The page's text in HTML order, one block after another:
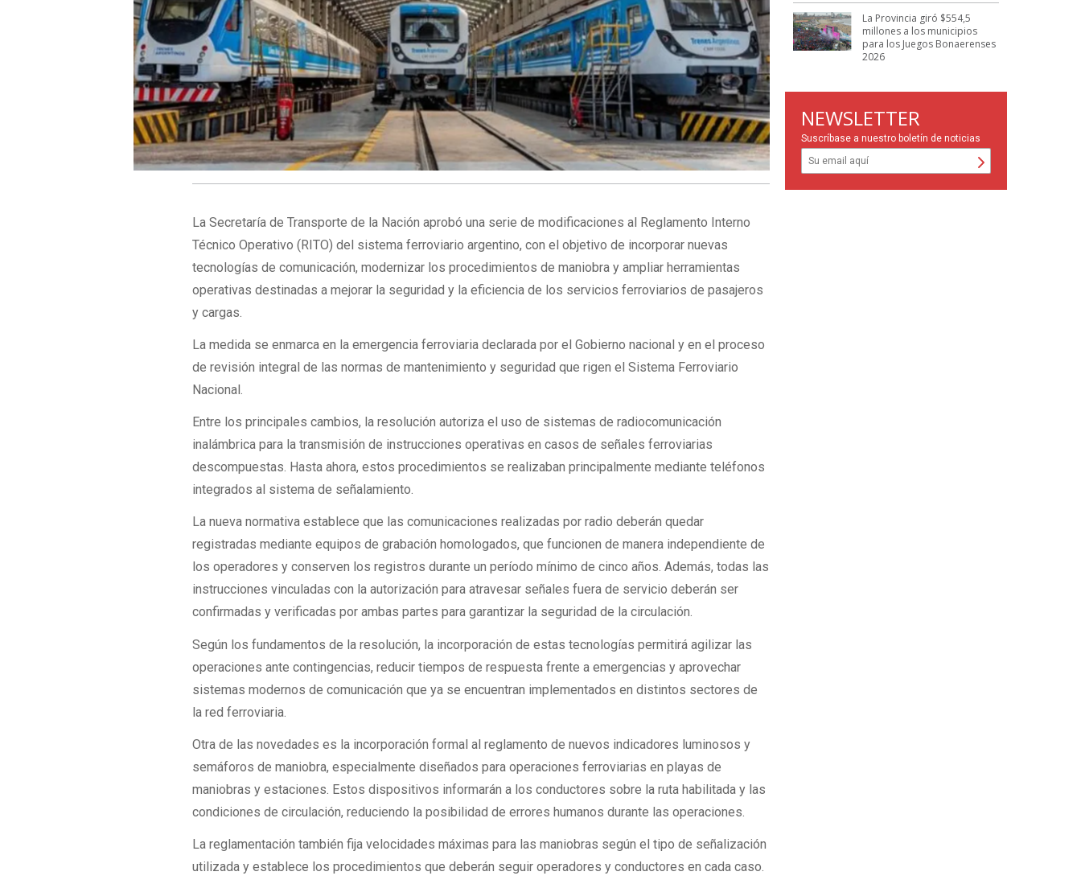
La Secretaría de Transporte de la Nación aprobó una serie de modificaciones al Reglamento Interno
Técnico Operativo (RITO) del sistema ferroviario argentino, con el objetivo de incorporar nuevas
tecnologías de comunicación, modernizar los procedimientos de maniobra y ampliar herramientas
operativas destinadas a mejorar la seguridad y la eficiencia de los servicios ferroviarios de pasajeros
y cargas.
La medida se enmarca en la emergencia ferroviaria declarada por el Gobierno nacional y en el proceso
de revisión integral de las normas de mantenimiento y seguridad que rigen el Sistema Ferroviario
Nacional.
Entre los principales cambios, la resolución autoriza el uso de sistemas de radiocomunicación
inalámbrica para la transmisión de instrucciones operativas en casos de señales ferroviarias
descompuestas. Hasta ahora, estos procedimientos se realizaban principalmente mediante teléfonos
integrados al sistema de señalamiento.
La nueva normativa establece que las comunicaciones realizadas por radio deberán quedar
registradas mediante equipos de grabación homologados, que funcionen de manera independiente de
los operadores y conserven los registros durante un período mínimo de cinco años. Además, todas las
instrucciones vinculadas con la autorización para atravesar señales fuera de servicio deberán ser
confirmadas y verificadas por ambas partes para garantizar la seguridad de la circulación.
Según los fundamentos de la resolución, la incorporación de estas tecnologías permitirá agilizar las
operaciones ante contingencias, reducir tiempos de respuesta frente a emergencias y aprovechar
sistemas modernos de comunicación que ya se encuentran implementados en distintos sectores de
la red ferroviaria.
Otra de las novedades es la incorporación formal al reglamento de nuevos indicadores luminosos y
semáforos de maniobra, especialmente diseñados para operaciones ferroviarias en playas de
maniobras y estaciones. Estos dispositivos informarán a los conductores sobre la ruta habilitada y las
condiciones de circulación, reduciendo la posibilidad de errores humanos durante las operaciones.
La reglamentación también fija velocidades máximas para las maniobras según el tipo de señalización
utilizada y establece los procedimientos que deberán seguir operadores y conductores en cada caso.
La Provincia giró $554,5
millones a los municipios
para los Juegos Bonaerenses
2026
NEWSLETTER
Suscríbase a nuestro boletín de noticias